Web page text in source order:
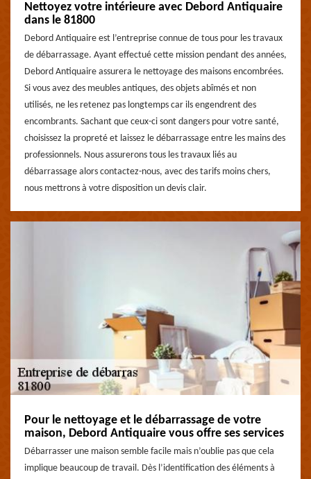
Nettoyez votre intérieure avec Debord Antiquaire
dans le 81800
Debord Antiquaire est l’entreprise connue de tous pour les travaux
de débarrassage. Ayant effectué cette mission pendant des années,
Debord Antiquaire assurera le nettoyage des maisons encombrées.
Si vous avez des meubles antiques, des objets abîmés et non
utilisés, ne les retenez pas longtemps car ils engendrent des
encombrants. Sachant que ceux-ci sont dangers pour votre santé,
choisissez la propreté et laissez le débarrassage entre les mains des
professionnels. Nous assurerons tous les travaux liés au
débarrassage alors contactez-nous, avec des tarifs moins chers,
nous mettrons à votre disposition un devis clair.
Pour le nettoyage et le débarrassage de votre
maison, Debord Antiquaire vous offre ses services
Débarrasser une maison semble facile mais n’oublie pas que cela
implique beaucoup de travail. Dès l’identification des éléments à